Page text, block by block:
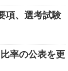
項、選考試験
率の公表を更